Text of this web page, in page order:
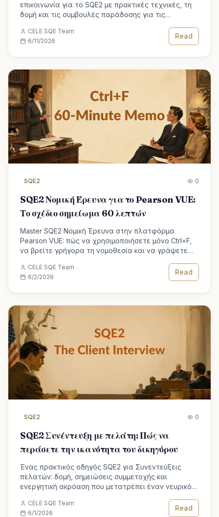
επικοινωνία για το SQE2 με πρακτικές τεχνικές, τη
δομή και τις συμβουλές παράδοσης για τις
CELE SQE Team
6/11/2026
Read
SQE2 0
SQE2 Νομική Έρευνα για το Pearson VUE:
Το σχέδιο σημείωμα 60 λεπτών
Master SQE2 Νομική Έρευνα στην πλατφόρμα
Pearson VUE: πώς να χρησιμοποιήσετε μόνο Ctrl+F,
να βρείτε γρήγορα τη νομοθεσία και να γράψετε
προσόντων δικηγόρου.
CELE SQE Team
6/2/2026
Read
SQE2 0
SQE2 Συνέντευξη με πελάτη: Πώς να
περάσετε την ικανότητα του δικηγόρου
Ένας πρακτικός οδηγός SQE2 για Συνεντεύξεις
πελατών: δομή, σημειώσεις συμμετοχής και
ενεργητική ακρόαση που μετατρέπει έναν νευρικό
CELE SQE Team
6/1/2026
Read